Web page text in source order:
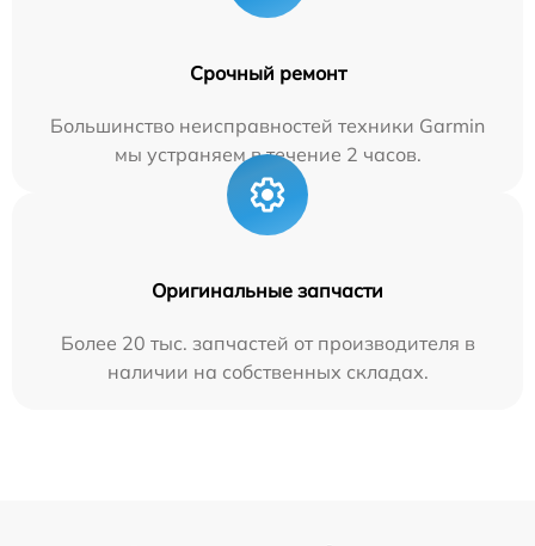
Срочный ремонт
Большинство неисправностей техники Garmin
мы устраняем в течение 2 часов.
Оригинальные запчасти
Более 20 тыс. запчастей от производителя в
наличии на собственных складах.